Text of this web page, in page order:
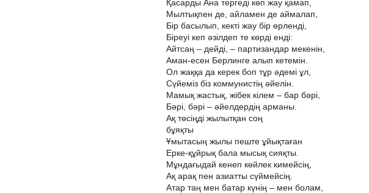
Қасарды Ана тергеді көп жау қамап,
Мылтықпен де, айламен де аймалап,
Бір басылып, кекті жау бір өрленді,
Біреуі кеп әзілдеп те көрді енді:
Айтсаң – дейді, – партизандар мекенін,
Аман-есен Берлинге алып кетемін.
Ол жаққа да керек боп тұр әдемі ұл,
Сүйеміз біз коммунистің әйелін.
Мамық жастық, жібек кілем – бар бәрі,
Бәрі, бәрі – әйелдердің арманы.
Ақ төсіңді жылытқан соң
бұяқты
Ұмытасың жылы пеште ұйықтаған
Ерке-құйрық бала мысық сияқты.
Мұндағыдай кенеп көйлек кимейсің,
Ақ арақ пен азиатты сүймейсің.
Атар таң мен батар күнің – мен болам,